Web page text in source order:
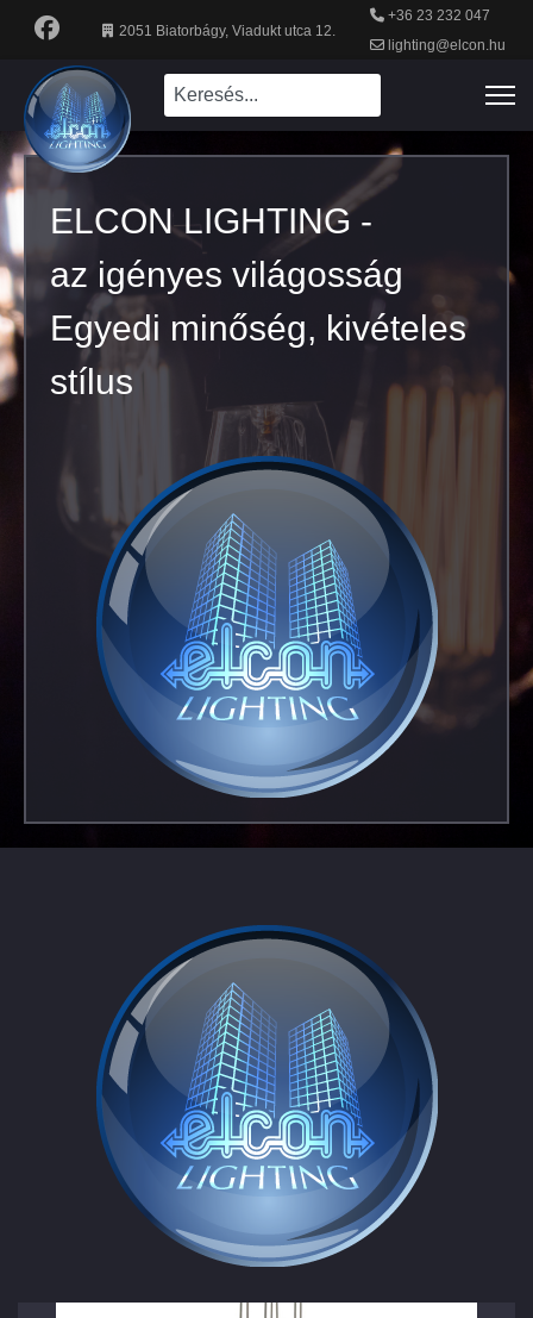
2051 Biatorbágy, Viadukt utca 12.
+36 23 232 047
lighting@elcon.hu
ELCON LIGHTING -
az igényes világosság
Egyedi minőség, kivételes
stílus